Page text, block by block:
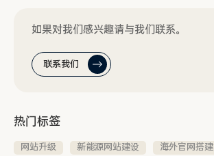
如果对我们感兴趣请与我们联系。
联系我们
热门标签
网站升级 新能源网站建设
海外官网搭建